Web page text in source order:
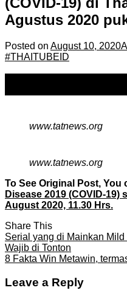
Agustus 2020
Posted on August 10, 2020
#THAITUBEID
www.tatnews.org
www.tatnews.org
To See Original Post, You
Disease 2019 (COVID-
August 2020, 11.30 Hrs.
Share This
Serial yang di Mainkan
Wajib di Tonton
8 Fakta Win Metawin,
Leave a Reply